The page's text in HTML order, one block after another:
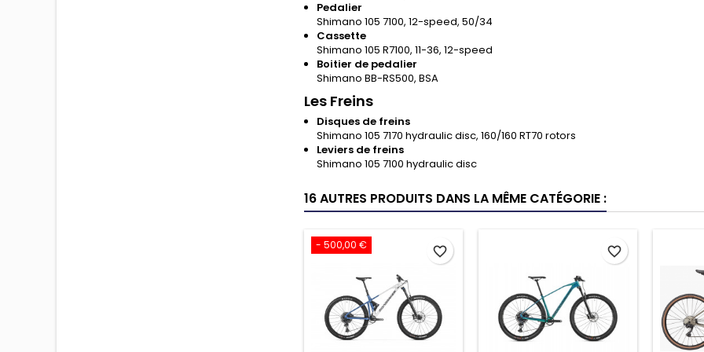
Pedalier
Shimano 105 7100, 12-speed, 50/34
Cassette
Shimano 105 R7100, 11-36, 12-speed
Boitier de pedalier
Shimano BB-RS500, BSA
Les Freins
Disques de freins
Shimano 105 7170 hydraulic disc, 160/160 RT70 rotors
Leviers de freins
Shimano 105 7100 hydraulic disc
16 AUTRES PRODUITS DANS LA MÊME CATÉGORIE :
- 500,00 € favorite_border favorite_border